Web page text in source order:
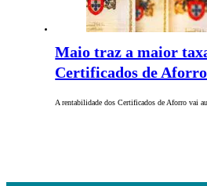
Maio traz a maior
Certificados de Aforro
A rentabilidade dos Certificados de Aforro vai